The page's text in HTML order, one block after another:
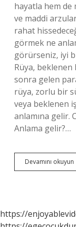
hayatla hem
ve maddi
rahat
görmek ne
görürseniz, iyi
Rüya,
sonra gelen
rüya, zorlu bir
veya beklenen
anlamına gelir.
Anlama gelir?…
Devamını okuyun
https://